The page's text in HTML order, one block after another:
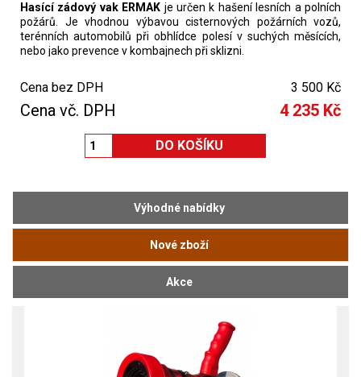
Hasící zádový vak ERMAK je určen k hašení lesních a polních
požárů. Je vhodnou výbavou cisternových požárních vozů,
terénních automobilů při obhlídce polesí v suchých měsících,
nebo jako prevence v kombajnech při sklizni.
Cena bez DPH 3 500 Kč
Cena vč. DPH 4 235 Kč
Výhodné nabídky
Nové zboží
Akce